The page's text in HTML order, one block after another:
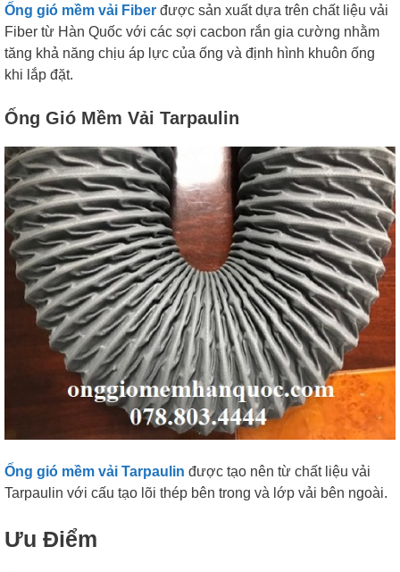
Ống gió mềm vải Fiber được sản xuất dựa trên chất liệu vải
Fiber từ Hàn Quốc với các sợi cacbon rắn gia cường nhằm
tăng khả năng chịu áp lực của ống và định hình khuôn ống
khi lắp đặt.
Ống Gió Mềm Vải Tarpaulin
Ống gió mềm vải Tarpaulin được tạo nên từ chất liệu vải
Tarpaulin với cấu tạo lõi thép bên trong và lớp vải bên ngoài.
Ưu Điểm